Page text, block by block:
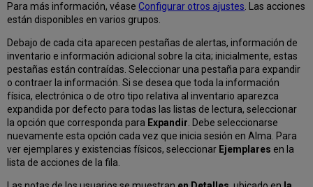
Para más información, véaseConfigurar otros ajustes . Las acciones
están disponibles en varios grupos.
Debajo de cada cita aparecen pestañas de alertas, información de
inventario e información adicional sobre la cita; inicialmente, estas
pestañas están contraídas. Seleccionar una pestaña para expandir
o contraer la información. Si se desea que toda la información
física, electrónica o de otro tipo relativa al inventario aparezca
expandida por defecto para todas las listas de lectura, seleccionar
la opción que corresponda para Expandir . Debe seleccionarse
nuevamente esta opción cada vez que inicia sesión en Alma. Para
ver ejemplares y existencias físicos, seleccionar Ejemplares en la
lista de acciones de la fila.